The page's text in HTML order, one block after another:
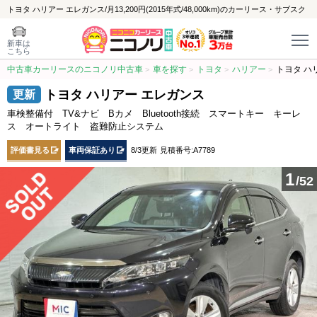
トヨタ ハリアー エレガンス/月13,200円(2015年式/48,000km)のカーリース・サブスク
新車は
こちら
中古車カーリースのニコノリ中古車 車を探す トヨタ ハリアー トヨタ ハ
トヨタ ハリアー エレガンス
車検整備付 TV&ナビ Bカメ Bluetooth接続 スマートキー キーレ
ス オートライト 盗難防止システム
評価書見る 車両保証あり 8/3更新 見積番号:A7789
1/52